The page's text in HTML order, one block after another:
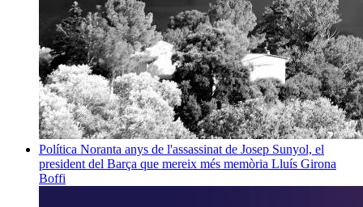
Política Noranta anys de l'assassinat de Josep Sunyol, el
president del Barça que mereix més memòria Lluís Girona
Boffi